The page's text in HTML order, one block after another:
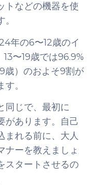
トなどの機器を使
年の6〜12歳のイ
〜19歳では96.9%
歳）のおよそ9割が
。
同じで、最初に
があります。自己
まれる前に、大人
ナーを教えましょ
スタートさせるの